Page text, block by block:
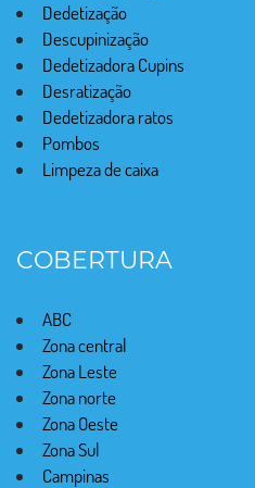
Dedetização
Descupinização
Dedetizadora Cupins
Desratização
Dedetizadora ratos
Pombos
Limpeza de caixa
COBERTURA
ABC
Zona central
Zona Leste
Zona norte
Zona Oeste
Zona Sul
Campinas